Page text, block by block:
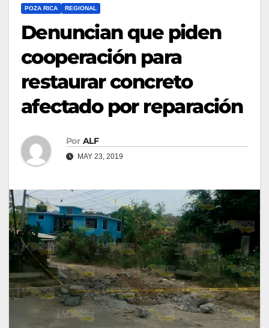
POZA RICA REGIONAL
Denuncian que piden
cooperación para
restaurar concreto
afectado por reparación
Por ALF
MAY 23, 2019